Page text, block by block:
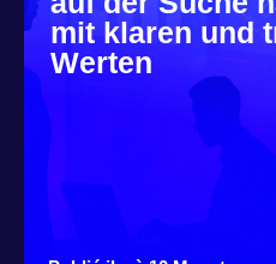
mit klaren und
Werten